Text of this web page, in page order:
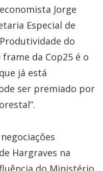
Jorge
Especial de
do
da Cop25 é o
já está
ser premiado por
Hargraves na
do Ministério